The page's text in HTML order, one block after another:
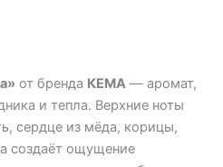
от бренда КЕМА — аромат,
и тепла. Верхние ноты
сердце из мёда, корицы,
создаёт ощущение